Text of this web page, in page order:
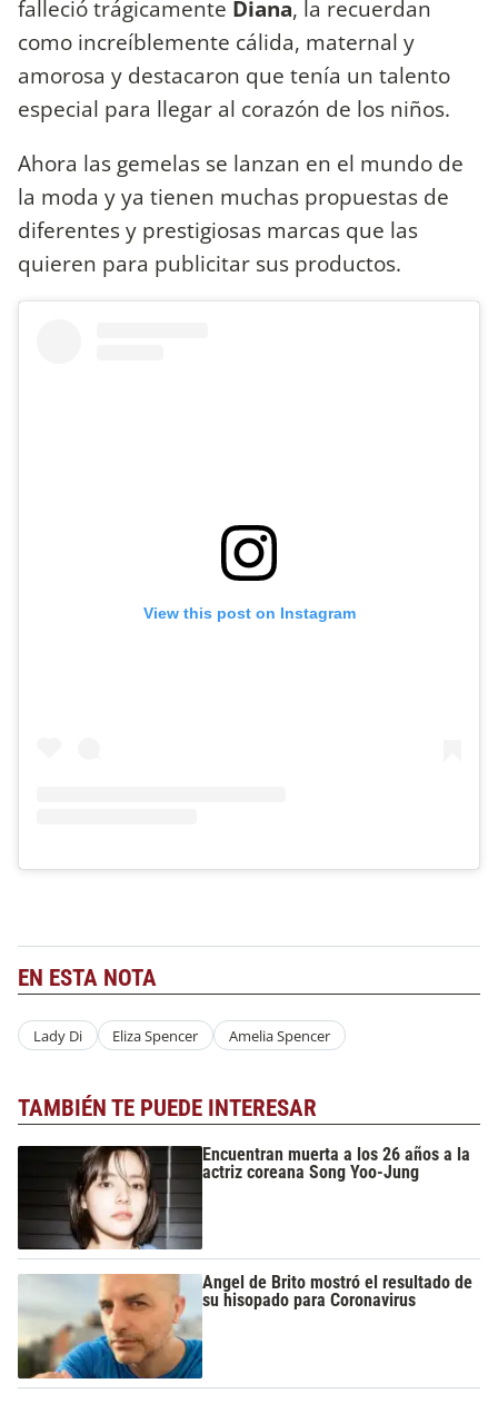
falleció trágicamente Diana, la recuerdan
como increíblemente cálida, maternal y
amorosa y destacaron que tenía un talento
especial para llegar al corazón de los niños.
Ahora las gemelas se lanzan en el mundo de
la moda y ya tienen muchas propuestas de
diferentes y prestigiosas marcas que las
quieren para publicitar sus productos.
View this post on Instagram
EN ESTA NOTA
Lady Di Eliza Spencer Amelia Spencer
TAMBIÉN TE PUEDE INTERESAR
Encuentran muerta a los 26 años a la
actriz coreana Song Yoo-Jung
Angel de Brito mostró el resultado de
su hisopado para Coronavirus